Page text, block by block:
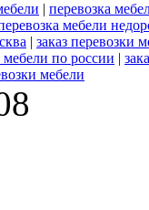
| перевозка
мебели
| заказ перевозки
мебели по россии |
мебели